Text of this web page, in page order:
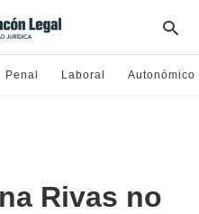
Penal Laboral Autonómico
Rivas no